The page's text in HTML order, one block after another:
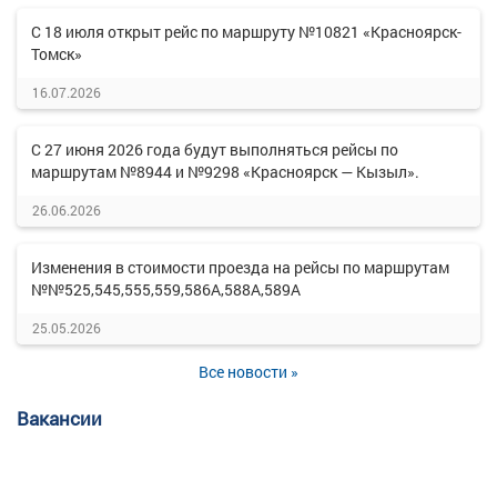
С 18 июля открыт рейс по маршруту №10821 «Красноярск-
Томск»
16.07.2026
С 27 июня 2026 года будут выполняться рейсы по
маршрутам №8944 и №9298 «Красноярск — Кызыл».
26.06.2026
Изменения в стоимости проезда на рейсы по маршрутам
№№525,545,555,559,586А,588А,589А
25.05.2026
Все новости »
Вакансии